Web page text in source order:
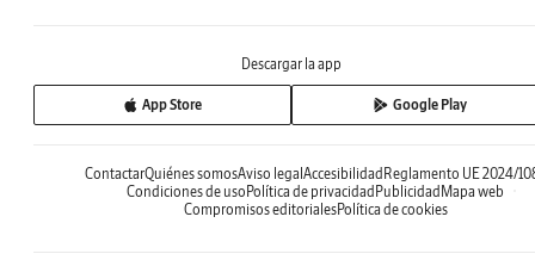
Descargar la app
App Store Google Play
ContactarQuiénes somosAviso legalAccesibilidadReglamento UE 2024/
Condiciones de usoPolítica de privacidadPublicidadMapa web
Compromisos editorialesPolítica de cookies